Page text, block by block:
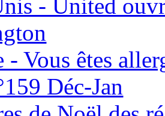
- United
- Vous êtes
Déc-Jan